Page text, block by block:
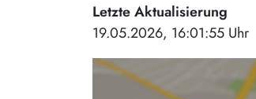
Letzte Aktualisierung
19.05.2026, 16:01:55 Uhr